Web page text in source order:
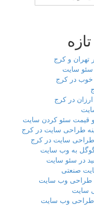
و کرج
سایت
در کرج
در کرج
و قیمت سئو کردن سایت
طراحی سایت در کرج
طراحی سایت در کرج
به وب سایت
در سئو سایت
صنعتی
طراحی وب سایت
سایت
طراحی وب سایت